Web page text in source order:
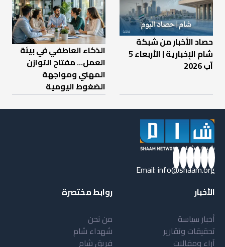
حصاد الأخبار من شبكة
شام الإخبارية | الأربعاء 5
آب 2026
الذكاء العاطفي في بيئة
العمل… مفتاح التوازن
المهني ومواجهة
الضغوط اليومية
Email:info@shaam.org
الأخبار
أخبار سياسة
تحقيقات وتقارير
آراء ومقالات
روابط مختصرة
من نحن
شهداء شام
فريق شام